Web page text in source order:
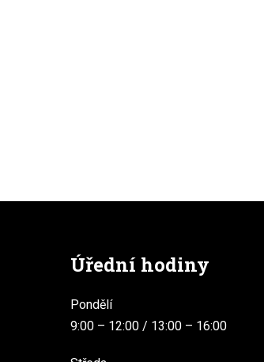
Úřední hodiny
Pondělí
9:00 – 12:00 / 13:00 – 16:00